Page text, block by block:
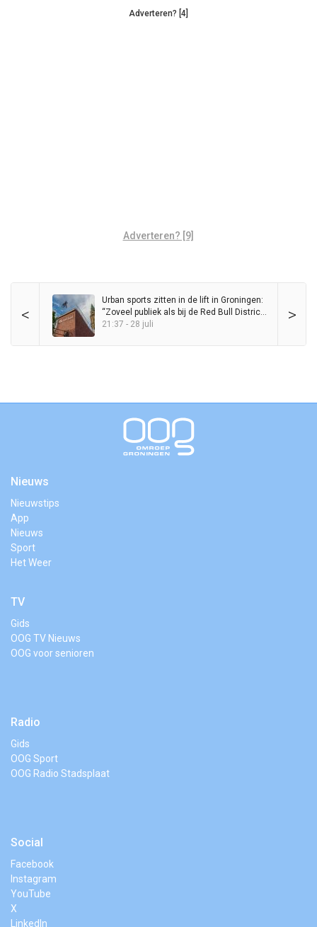
Adverteren? [4]
Adverteren? [9]
< >
Urban sports zitten in de lift in Groningen:
“Zoveel publiek als bij de Red Bull District
Ride heb ik nog nooit op de Grote Markt
21:37 - 28 juli
Nieuws
Nieuwstips
App
Nieuws
Sport
Het Weer
TV
Gids
OOG TV Nieuws
OOG voor senioren
Radio
Gids
OOG Sport
OOG Radio Stadsplaat
Social
Facebook
Instagram
YouTube
X
LinkedIn